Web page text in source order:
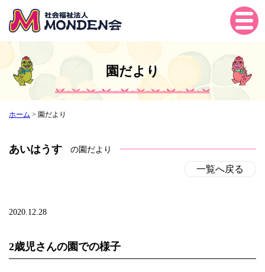
Tog
gle
gati
on
園だより
ホーム > 園だより
あいはうす の園だより
一覧へ戻る
2020.12.28
2歳児さんの園での様子